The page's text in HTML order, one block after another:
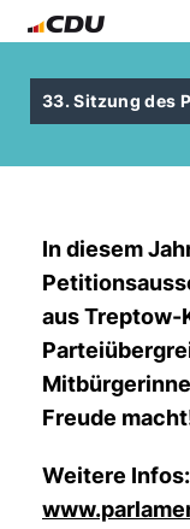
33. Sitzung des
In diesem
aus Treptow-
Freude
Weitere Infos: